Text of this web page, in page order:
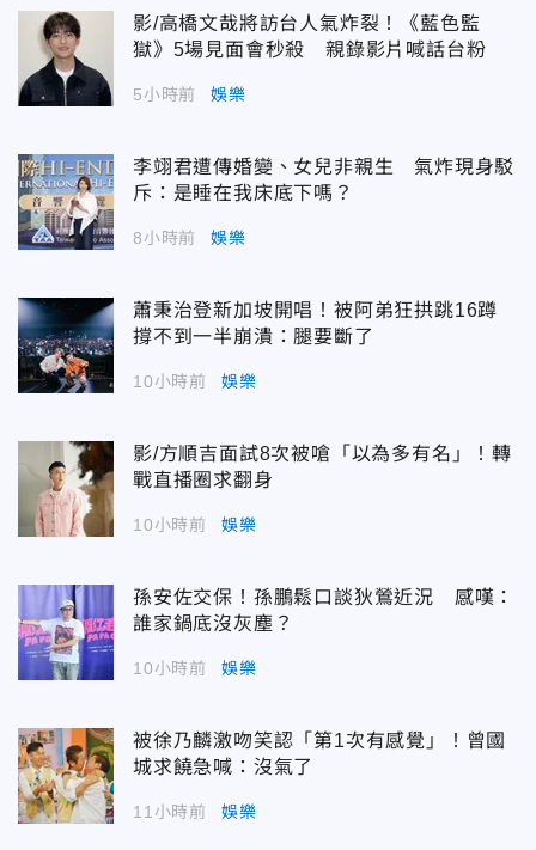
影/高橋文哉將訪台人氣炸裂！《藍色監
獄》5場見面會秒殺 親錄影片喊話台粉
5小時前 娛樂
李翊君遭傳婚變、女兒非親生 氣炸現身駁
斥：是睡在我床底下嗎？
8小時前 娛樂
蕭秉治登新加坡開唱！被阿弟狂拱跳16蹲
撐不到一半崩潰：腿要斷了
10小時前 娛樂
影/方順吉面試8次被嗆「以為多有名」！轉
戰直播圈求翻身
10小時前 娛樂
孫安佐交保！孫鵬鬆口談狄鶯近況 感嘆：
誰家鍋底沒灰塵？
10小時前 娛樂
被徐乃麟激吻笑認「第1次有感覺」！曾國
城求饒急喊：沒氣了
11小時前 娛樂